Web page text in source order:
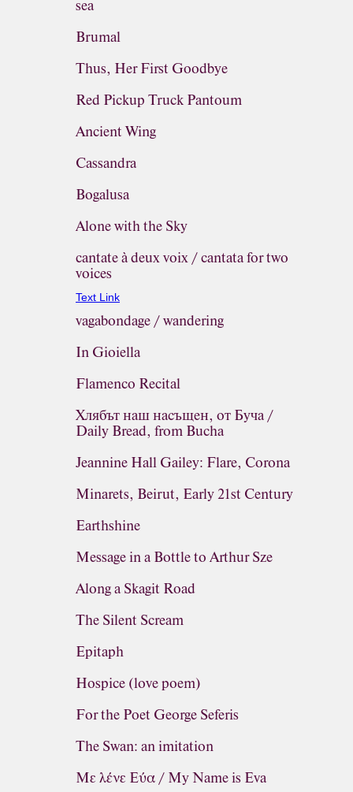
sea
Brumal
Thus, Her First Goodbye
Red Pickup Truck Pantoum
Ancient Wing
Cassandra
Bogalusa
Alone with the Sky
cantate à deux voix / cantata for two
voices
Text Link
vagabondage / wandering
In Gioiella
Flamenco Recital
Хлябът наш насъщен, от Буча /
Daily Bread, from Bucha
Jeannine Hall Gailey: Flare, Corona
Minarets, Beirut, Early 21st Century
Earthshine
Message in a Bottle to Arthur Sze
Along a Skagit Road
The Silent Scream
Epitaph
Hospice (love poem)
For the Poet George Seferis
The Swan: an imitation
Με λένε Εύα / My Name is Eva